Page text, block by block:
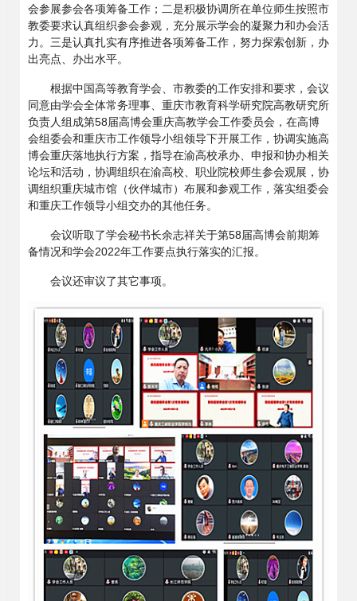
会参展参会各项筹备工作；二是积极协调所在单位师生按照市
教委要求认真组织参会参观，充分展示学会的凝聚力和办会活
力。三是认真扎实有序推进各项筹备工作，努力探索创新，办
出亮点、办出水平。
根据中国高等教育学会、市教委的工作安排和要求，会议
同意由学会全体常务理事、重庆市教育科学研究院高教研究所
负责人组成第58届高博会重庆高教学会工作委员会，在高博
会组委会和重庆市工作领导小组领导下开展工作，协调实施高
博会重庆落地执行方案，指导在渝高校承办、申报和协办相关
论坛和活动，协调组织在渝高校、职业院校师生参会观展，协
调组织重庆城市馆（伙伴城市）布展和参观工作，落实组委会
和重庆工作领导小组交办的其他任务。
会议听取了学会秘书长余志祥关于第58届高博会前期筹
备情况和学会2022年工作要点执行落实的汇报。
会议还审议了其它事项。